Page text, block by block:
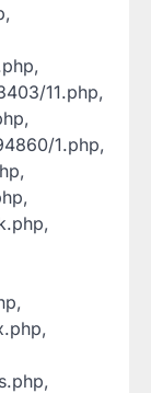
11.php,
1.php,